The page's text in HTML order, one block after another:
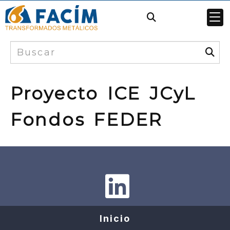
Proyecto ICE JCyL
Fondos FEDER
Inicio